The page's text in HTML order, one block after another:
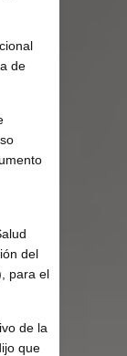
de
del
para el
de la
que